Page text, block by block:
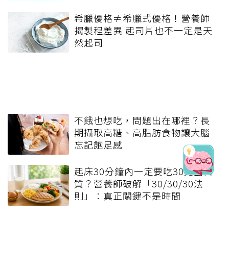
希臘優格≠希臘式優格！營養師
揭製程差異 起司片也不一定是天
然起司
不餓也想吃，問題出在哪裡？長
期攝取高糖、高脂肪食物讓大腦
忘記飽足感
起床30分鐘內一定要吃30克蛋白
質？營養師破解「30/30/30法
則」：真正關鍵不是時間